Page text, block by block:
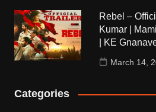
Rebel –
Kumar |
| KE
March 14,
Categories